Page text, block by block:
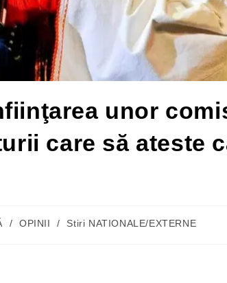
unor
care să ateste
/ OPINII / Stiri NATIONALE/EXTERNE